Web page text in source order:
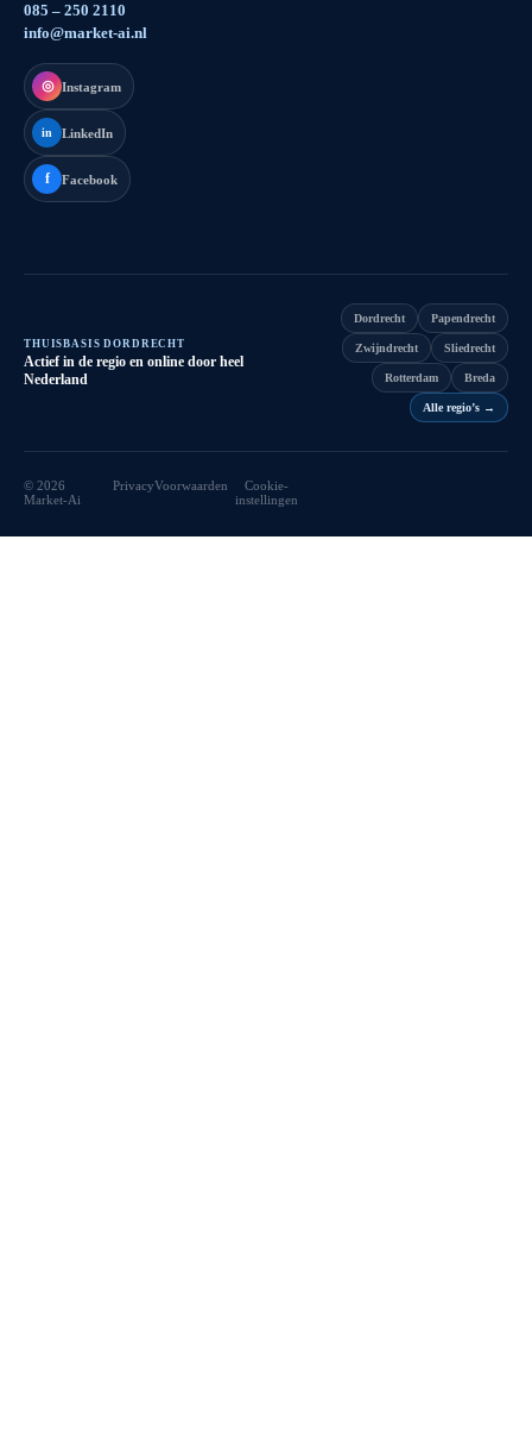
085 – 250 2110
info@market-ai.nl
◎ Instagram
in LinkedIn
f Facebook
THUISBASIS DORDRECHT
Actief in de regio en online door heel
Nederland
Dordrecht Papendrecht
Zwijndrecht Sliedrecht
Rotterdam Breda
Alle regio’s →
© 2026
Market-Ai
PrivacyVoorwaarden
Cookie-
instellingen